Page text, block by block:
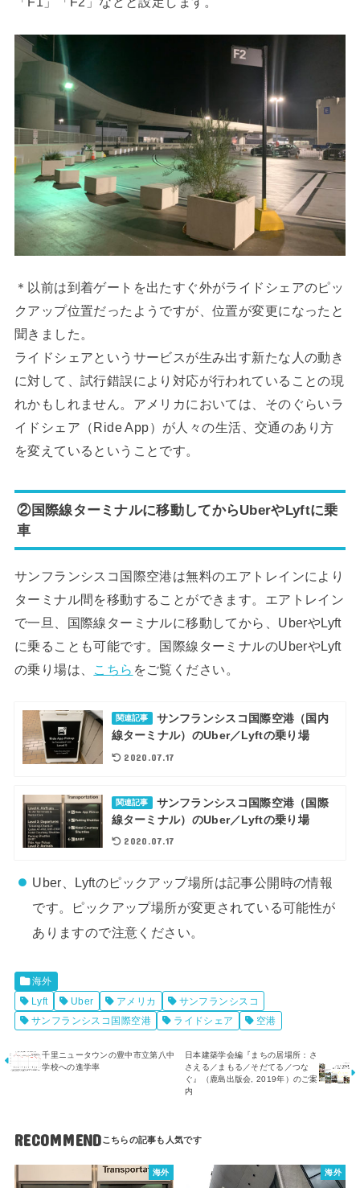
＊以前は到着ゲートを出たすぐ外がライドシェアのピッ
クアップ位置だったようですが、位置が変更になったと
聞きました。
ライドシェアというサービスが生み出す新たな人の動き
に対して、試行錯誤により対応が行われていることの現
れかもしれません。アメリカにおいては、そのぐらいラ
イドシェア（Ride App）が人々の生活、交通のあり方
を変えているということです。
②国際線ターミナルに移動してからUberやLyftに乗
車
サンフランシスコ国際空港は無料のエアトレインにより
ターミナル間を移動することができます。エアトレイン
で一旦、国際線ターミナルに移動してから、UberやLyft
に乗ることも可能です。国際線ターミナルのUberやLyft
の乗り場は、 こちら をご覧ください。
関連記事
サンフランシスコ国際空港（国内
線ターミナル）のUber／Lyftの乗り場
2020.07.17
関連記事
サンフランシスコ国際空港（国際
線ターミナル）のUber／Lyftの乗り場
2020.07.17
Uber、Lyftのピックアップ場所は記事公開時の情報
です。ピックアップ場所が変更されている可能性が
ありますので注意ください。
海外
Lyft
Uber アメリカ
サンフランシスコ
サンフランシスコ国際空港
ライドシェア 空港
千里ニュータウンの豊中市立第八中
学校への進学率
日本建築学会編『まちの居場所：さ
さえる／まもる／そだてる／つな
ぐ』（鹿島出版会, 2019年）のご案
内
RECOMMEND
海外 海外